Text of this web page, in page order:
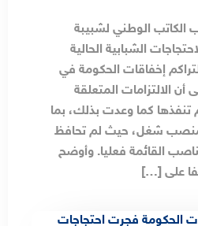
الكاتب الوطني لشبيبة
الشبابية الحالية
إخفاقات الحكومة في
الالتزامات المتعلقة
تنفذها كما وعدت بذلك، بما
شغل، حيث لم تحافظ
القائمة فعليا. وأوضح
على […]